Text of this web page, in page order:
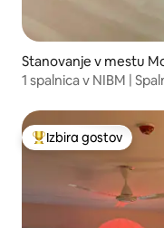
Stanovanje v mestu
1 spalnica v NIBM |
Najbolj priljubljena
Izbira gostov